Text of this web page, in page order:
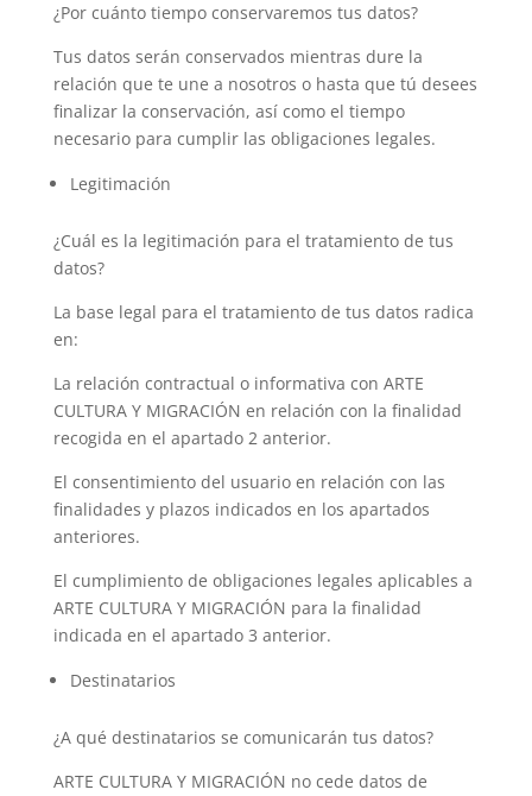
¿Por cuánto tiempo conservaremos tus datos?
Tus datos serán conservados mientras dure la
relación que te une a nosotros o hasta que tú desees
finalizar la conservación, así como el tiempo
necesario para cumplir las obligaciones legales.
Legitimación
¿Cuál es la legitimación para el tratamiento de tus
datos?
La base legal para el tratamiento de tus datos radica
en:
La relación contractual o informativa con ARTE
CULTURA Y MIGRACIÓN en relación con la finalidad
recogida en el apartado 2 anterior.
El consentimiento del usuario en relación con las
finalidades y plazos indicados en los apartados
anteriores.
El cumplimiento de obligaciones legales aplicables a
ARTE CULTURA Y MIGRACIÓN para la finalidad
indicada en el apartado 3 anterior.
Destinatarios
¿A qué destinatarios se comunicarán tus datos?
ARTE CULTURA Y MIGRACIÓN no cede datos de